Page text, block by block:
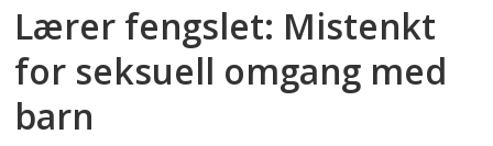
Lærer fengslet: Mistenkt
for seksuell omgang med
barn